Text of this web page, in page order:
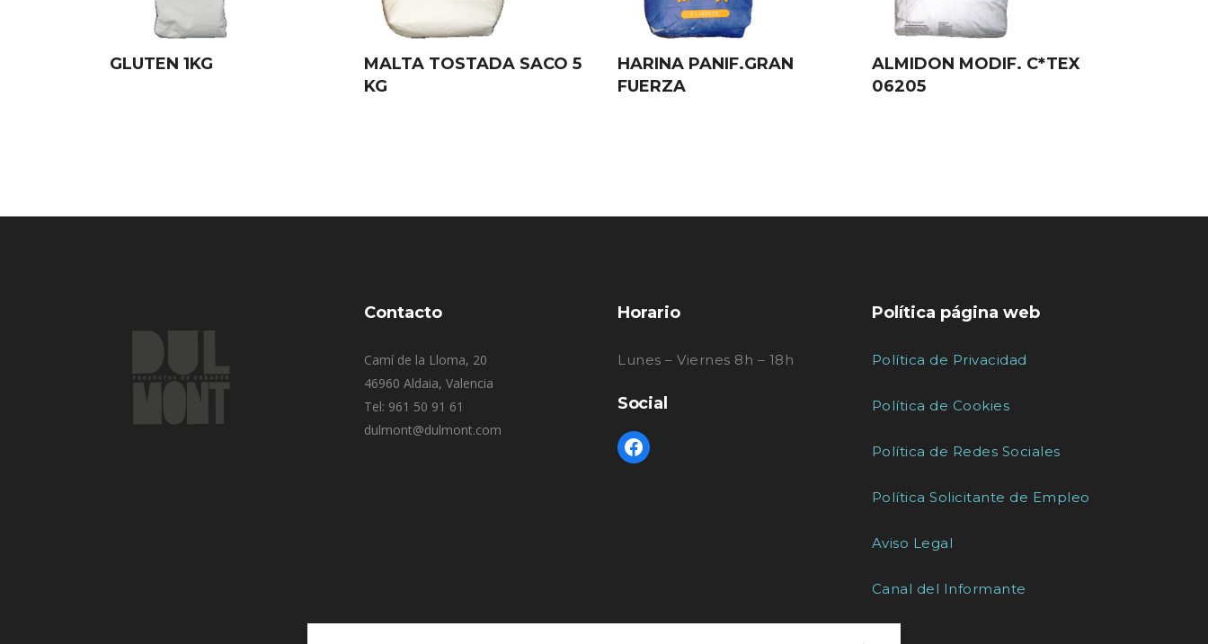
GLUTEN 1KG
MALTA TOSTADA SACO 5
KG
HARINA PANIF.GRAN
FUERZA
ALMIDON MODIF. C*TEX
06205
Contacto
Camí de la Lloma, 20
46960 Aldaia, Valencia
Tel: 961 50 91 61
dulmont@dulmont.com
Horario
Lunes – Viernes 8h – 18h
Social
Política página web
Política de Privacidad
Política de Cookies
Política de Redes Sociales
Política Solicitante de Empleo
Aviso Legal
Canal del Informante